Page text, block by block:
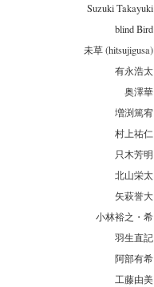
Suzuki Takayuki
blind Bird
未草 (hitsujigusa)
有永浩太
奥澤華
増渕篤宥
村上祐仁
只木芳明
北山栄太
矢萩誉大
小林裕之・希
羽生直記
阿部有希
工藤由美